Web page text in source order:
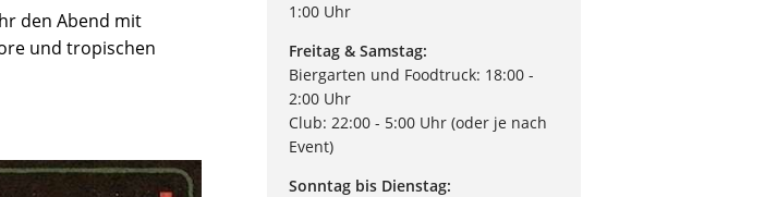
den Abend mit
und tropischen
1:00 Uhr
Freitag & Samstag:
Biergarten und Foodtruck: 18:00 -
2:00 Uhr
Club: 22:00 - 5:00 Uhr (oder je nach
Event)
Sonntag bis Dienstag: